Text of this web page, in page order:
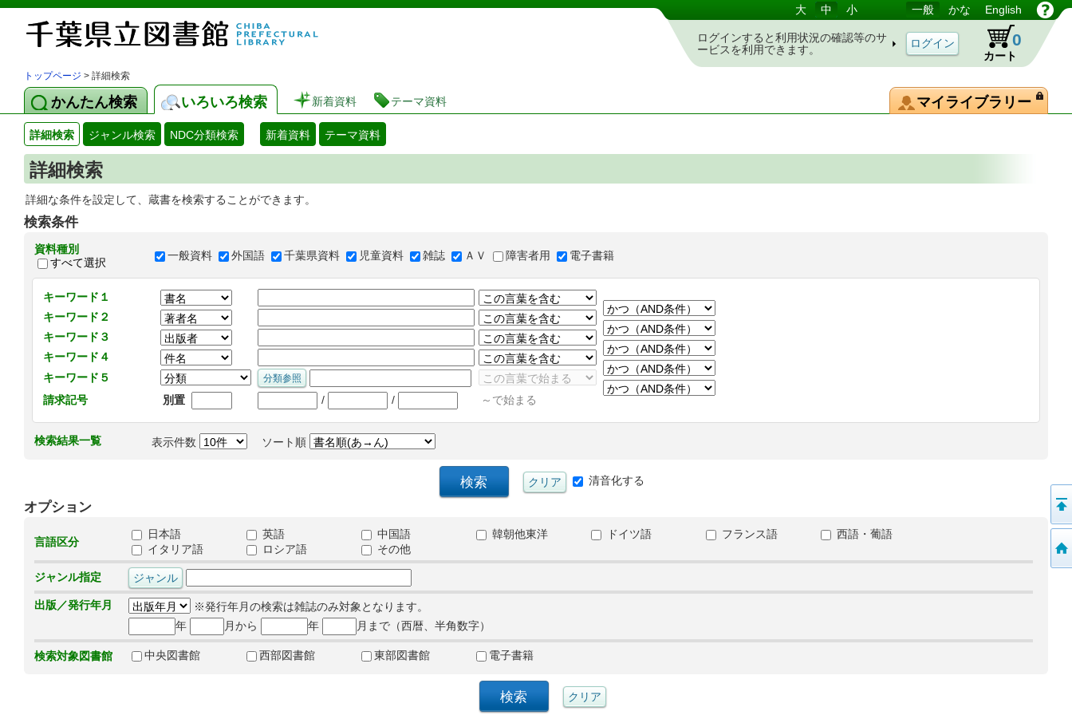
図書館 蔵書検索・予約システム 大 中 小 一般 かな English
ログインすると利用状況の確認等のサ
ービスを利用できます。
カート
0
トップページ > 詳細検索
かんたん検索 いろいろ検索 新着資料 テーマ資料 マイライブラリー
詳細検索 ジャンル検索 NDC分類検索 新着資料 テーマ資料
詳細検索
詳細な条件を設定して、蔵書を検索することができます。
検索条件
資料種別
すべて選択
一般資料 外国語 千葉県資料 児童資料 雑誌 ＡＶ 障害者用 電子書籍
キーワード１
キーワード２
キーワード３
キーワード４
キーワード５
請求記号
別置 / / ～で始まる
検索結果一覧 表示件数 ソート順
清音化する
オプション
言語区分
日本語 英語 中国語 韓朝他東洋 ドイツ語 フランス語
西語・葡語
イタリア語
ロシア語 その他
ジャンル指定
出版／発行年月
※発行年月の検索は雑誌のみ対象となります。
年
月から 年 月まで（西暦、半角数字）
検索対象図書館 中央図書館 西部図書館 東部図書館 電子書籍